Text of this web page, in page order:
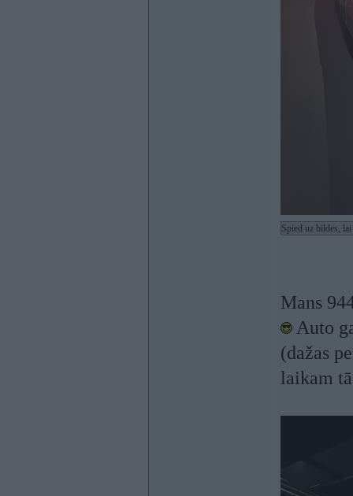
Spied uz bildes,
Mans
Auto
(dažas
laikam